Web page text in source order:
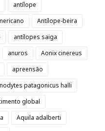
antílope
Antílope-beira
antílopes saiga
anuros
Aonix cinereus
apreensão
patagonicus halli
global
Aquila adalberti